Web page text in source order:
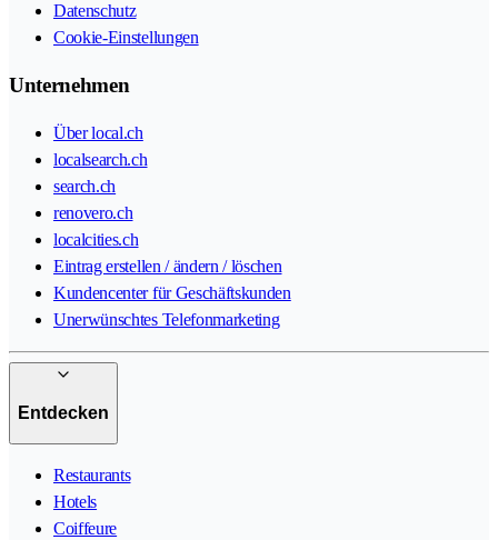
Datenschutz
Cookie-Einstellungen
Unternehmen
Über local.ch
localsearch.ch
search.ch
renovero.ch
localcities.ch
Eintrag erstellen / ändern / löschen
Kundencenter für Geschäftskunden
Unerwünschtes Telefonmarketing
Entdecken
Restaurants
Hotels
Coiffeure